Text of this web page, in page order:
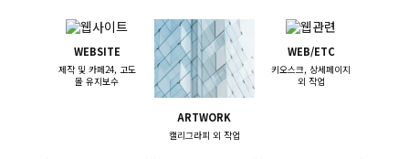
WEBSITE
제작 및 카페24, 고도
몰 유지보수
ARTWORK
캘리그라피 외 작업
WEB/ETC
키오스크, 상세페이지
외 작업